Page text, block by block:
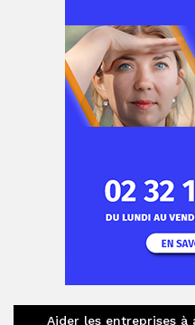
Aider les entreprises